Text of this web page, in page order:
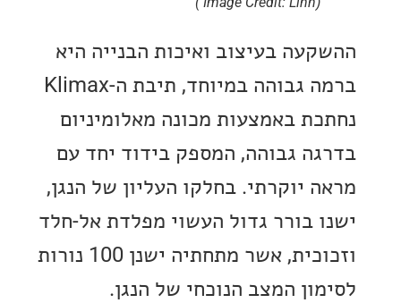
בעיצוב ואיכות הבנייה היא
ברמה גבוהה במיוחד, תיבת ה-Klimax
באמצעות מכונה מאלומיניום
גבוהה, המספק בידוד יחד עם
יוקרתי. בחלקו העליון של הנגן,
בורר גדול העשוי מפלדת אל-חלד
וזכוכית, אשר מתחתיה ישנן 100 נורות
המצב הנוכחי של הנגן.